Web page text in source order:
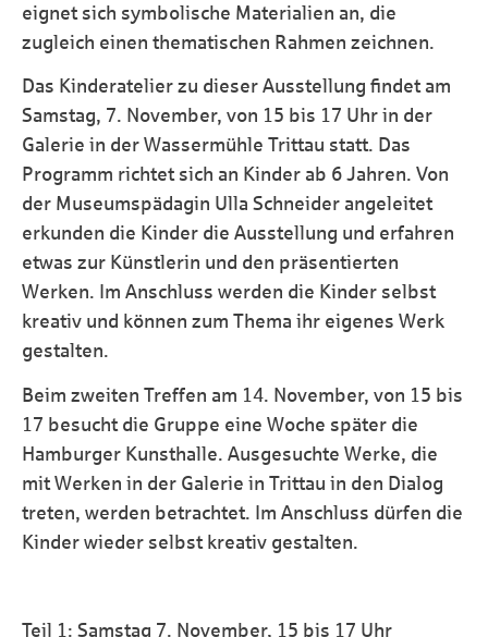
eignet sich symbolische Materialien an, die
zugleich einen thematischen Rahmen zeichnen.
Das Kinderatelier zu dieser Ausstellung findet am
Samstag, 7. November, von 15 bis 17 Uhr in der
Galerie in der Wassermühle Trittau statt. Das
Programm richtet sich an Kinder ab 6 Jahren. Von
der Museumspädagin Ulla Schneider angeleitet
erkunden die Kinder die Ausstellung und erfahren
etwas zur Künstlerin und den präsentierten
Werken. Im Anschluss werden die Kinder selbst
kreativ und können zum Thema ihr eigenes Werk
gestalten.
Beim zweiten Treffen am 14. November, von 15 bis
17 besucht die Gruppe eine Woche später die
Hamburger Kunsthalle. Ausgesuchte Werke, die
mit Werken in der Galerie in Trittau in den Dialog
treten, werden betrachtet. Im Anschluss dürfen die
Kinder wieder selbst kreativ gestalten.
Teil 1: Samstag 7. November, 15 bis 17 Uhr